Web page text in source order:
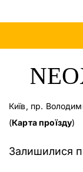
Київ, пр.
(Карта проїзду)
Залишилися